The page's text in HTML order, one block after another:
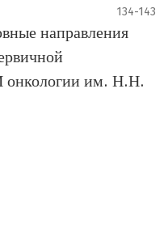
134-143
направления
онкологии им. Н.Н.